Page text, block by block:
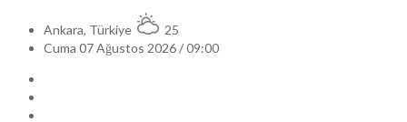
Ankara, Türkiye
25
Cuma 07 Ağustos 2026 / 09:00